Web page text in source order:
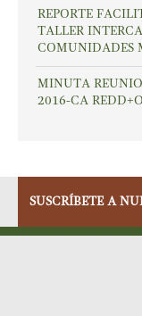
REPORTE
TALLER
COMUNIDADES
MINUTA
2016-CA
SUSCRÍBETE A